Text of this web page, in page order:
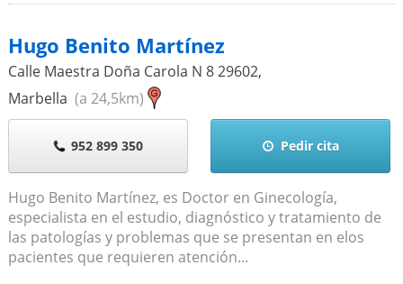
Hugo Benito Martínez
Calle Maestra Doña Carola N 829602,
Marbella (a 24,5km)
952 899 350 Pedir cita
Hugo Benito Martínez, es Doctor en Ginecología,
especialista en el estudio, diagnóstico y tratamiento de
las patologías y problemas que se presentan en elos
pacientes que requieren atención...